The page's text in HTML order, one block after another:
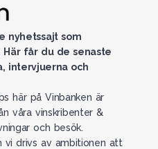
nyhetssajt som
Här får du de senaste
intervjuerna och
här på Vinbanken är
våra vinskribenter &
och besök.
vi drivs av ambitionen att